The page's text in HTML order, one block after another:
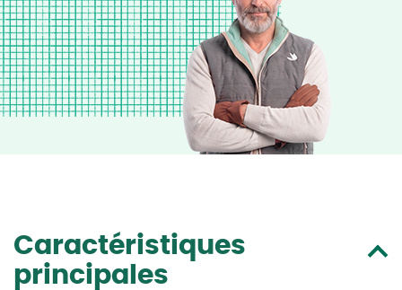
Caractéristiques
principales